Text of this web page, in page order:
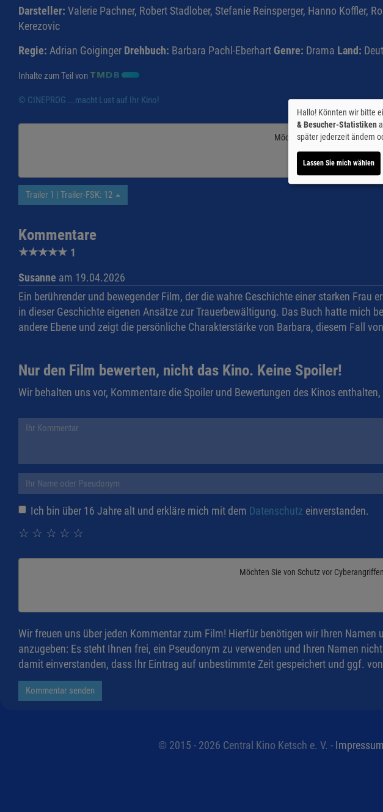
Darsteller: Valerie Pachner, Robert Stadlober, Stefanie Reinsperger, Hanno Koffler,
Kerezovic
Regie: Adrian Goiginger Drehbuch: Barbara Pachl-Eberhart Genre: Drama Land:
Inhalte zum Teil von
© CINEPROG ...macht Lust auf Ihr Kino!
Möchten Sie vonYoutube
Trailer 1 | Trailer-FSK: 12
Kommentare
★★★★★ 1
Susanne am 19.04.2026
Ein berührender und bewegender Film, der die wahre Geschichte einer starken
in dieser Geschichte eigenen Ansätze zur Trauerbewältigung. Das Buch hatte mich
andere Ebene und zeigt die persönliche Charakterstärke von Barbara, diesem Fall
Nur den Film bewerten, nicht das Kino. Keine Spoiler!
Wir behalten uns vor, Kommentare die Spoiler und Bewertungen des Kinos
Ich bin über 16 Jahre alt und erkläre mich mit dem Datenschutz einverstanden.
☆
☆
☆
☆
☆
Möchten Sie von Schutz vor
Wir freuen uns über jeden Kommentar zum Film! Hierfür benötigen wir Ihren
anzugeben: Es steht Ihnen frei, ein Pseudonym zu verwenden und Ihren Namen
damit einverstanden, dass Ihr Eintrag auf unbestimmte Zeit gespeichert und ggf.
Kommentar senden
© 2015 - 2026 Central Kino Ketsch e. V. - Impressum
Hallo! Könnten wir bitte
& Besucher-Statistiken
später jederzeit ändern
Lassen Sie mich wählen